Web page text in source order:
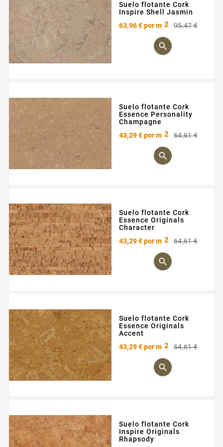
Suelo flotante Cork
Inspire Shell Jasmin
63,96 €por m 2 95,47 €

Suelo flotante Cork
Essence Personality
Champagne
43,29 €por m 2 64,61 €

Suelo flotante Cork
Essence Originals
Character
43,29 €por m 2 64,61 €

Suelo flotante Cork
Essence Originals
Accent
43,29 €por m 2 64,61 €

Suelo flotante Cork
Inspire Originals
Rhapsody